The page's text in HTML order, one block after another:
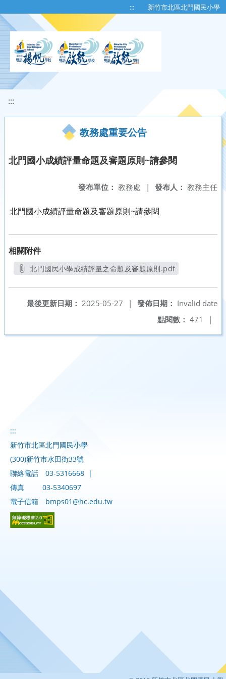
::: 新竹市北區北門國民小學
:::
教務處重要公告
北門國小成績評量命題及審題原則~請參閱
發布人： 教務主任
發布單位： 教務處 |
北門國小成績評量命題及審題原則~請參閱
相關附件
北門國民小學成績評量之命題及審題原則.pdf
發佈日期： Invalid date
最後更新日期： 2025-05-27
|
點閱數： 471 |
:::
新竹市北區北門國民小學
(300)新竹市水田街33號
聯絡電話
03-5316668 |
傳真
03-5340697
電子信箱
bmps01@hc.edu.tw